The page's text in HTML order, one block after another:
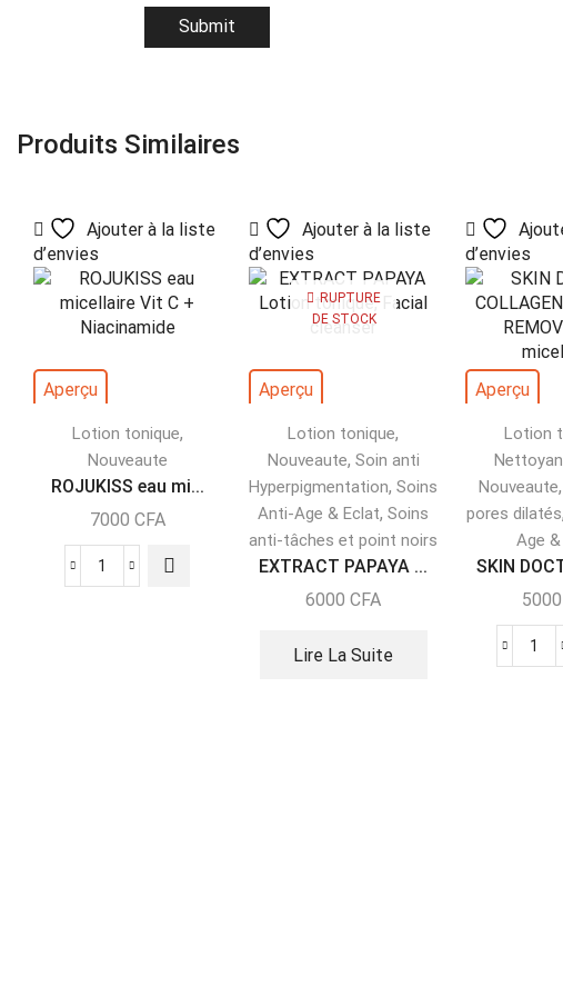
Produits Similaires
Ajouter à la liste
d’envies
Aperçu
Lotion tonique,
Nouveaute
ROJUKISS eau mi...
7000 CFA
Ajouter à la liste
d’envies
RUPTURE
DE STOCK
Aperçu
Lotion tonique,
Nouveaute, Soin anti
Hyperpigmentation,Soins
Anti-Age & Eclat,Soins
anti-tâches et point noirs
EXTRACT PAPAYA ...
6000CFA
Lire La Suite
d’envies
Aperçu
Lotion
Nouveaute
pores dilatés
Age
SKIN
5000